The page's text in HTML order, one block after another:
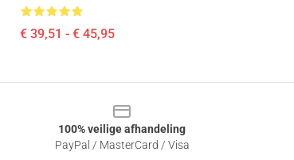
€ 39,51 - € 45,95
100% veilige afhandeling
PayPal / MasterCard / Visa